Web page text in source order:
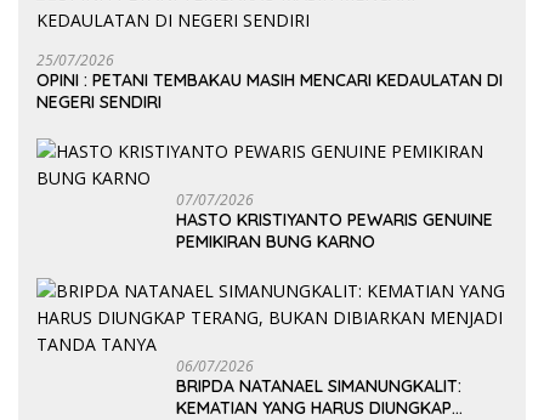
25/07/2026
OPINI : PETANI TEMBAKAU MASIH MENCARI KEDAULATAN DI
NEGERI SENDIRI
07/07/2026
HASTO KRISTIYANTO PEWARIS GENUINE
PEMIKIRAN BUNG KARNO
06/07/2026
BRIPDA NATANAEL SIMANUNGKALIT:
KEMATIAN YANG HARUS DIUNGKAP